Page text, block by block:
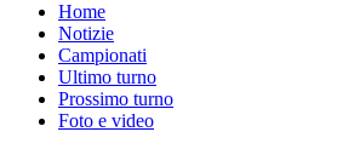
Home
Notizie
Campionati
Ultimo turno
Prossimo turno
Foto e video